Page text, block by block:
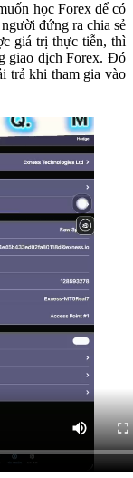
học Forex để có
đứng ra chia sẻ
giá trị thực tiễn, thì
giao dịch Forex. Đó
trả khi tham gia vào